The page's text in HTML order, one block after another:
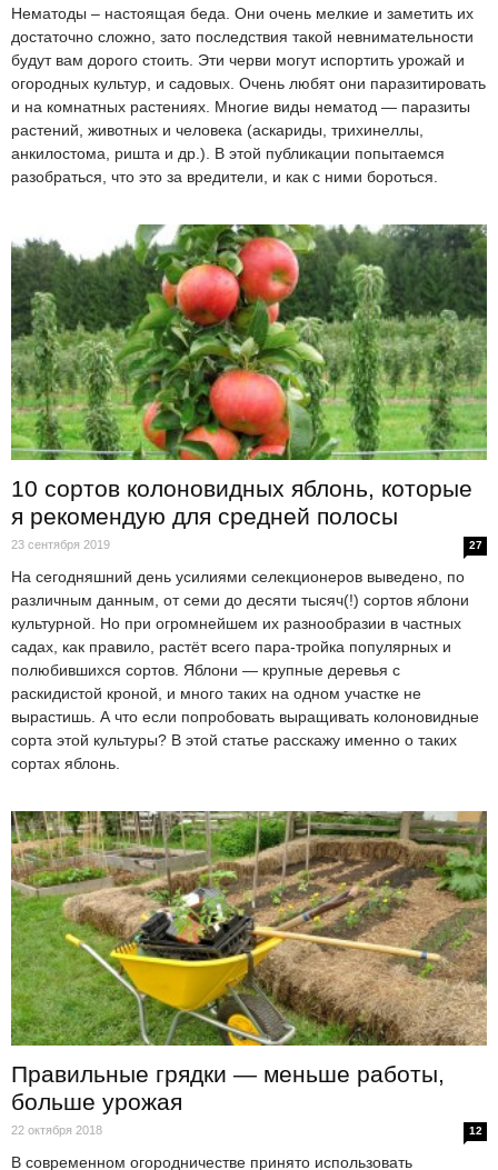
Нематоды – настоящая беда. Они очень мелкие и заметить их
достаточно сложно, зато последствия такой невнимательности
будут вам дорого стоить. Эти черви могут испортить урожай и
огородных культур, и садовых. Очень любят они паразитировать
и на комнатных растениях. Многие виды нематод — паразиты
растений, животных и человека (аскариды, трихинеллы,
анкилостома, ришта и др.). В этой публикации попытаемся
разобраться, что это за вредители, и как с ними бороться.
10 сортов колоновидных яблонь, которые
я рекомендую для средней полосы
23 сентября 2019 27
На сегодняшний день усилиями селекционеров выведено, по
различным данным, от семи до десяти тысяч(!) сортов яблони
культурной. Но при огромнейшем их разнообразии в частных
садах, как правило, растёт всего пара-тройка популярных и
полюбившихся сортов. Яблони — крупные деревья с
раскидистой кроной, и много таких на одном участке не
вырастишь. А что если попробовать выращивать колоновидные
сорта этой культуры? В этой статье расскажу именно о таких
сортах яблонь.
Правильные грядки — меньше работы,
больше урожая
22 октября 2018 12
В современном огородничестве принято использовать